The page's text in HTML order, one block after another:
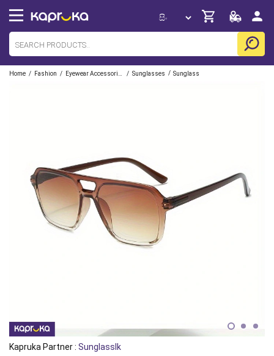
Home / Fashion / / Sunglasses / Sunglass
Kapruka Partner : Sunglasslk